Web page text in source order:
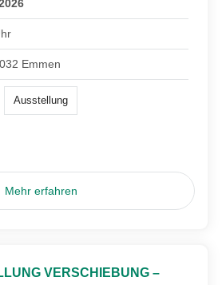
Emmen
Ausstellung
Mehr erfahren
VERSCHIEBUNG –